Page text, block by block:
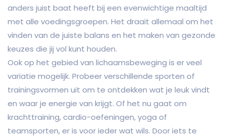
anders juist baat heeft bij een evenwichtige maaltijd
met alle voedingsgroepen. Het draait allemaal om het
vinden van de juiste balans en het maken van gezonde
keuzes die jij vol kunt houden.
Ook op het gebied van lichaamsbeweging is er veel
variatie mogelijk. Probeer verschillende sporten of
trainingsvormen uit om te ontdekken wat je leuk vindt
en waar je energie van krijgt. Of het nu gaat om
krachttraining, cardio-oefeningen, yoga of
teamsporten, er is voor ieder wat wils. Door iets te